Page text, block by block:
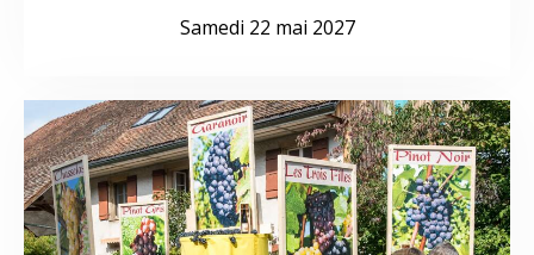
Samedi 22 mai 2027